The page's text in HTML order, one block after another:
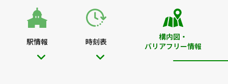
駅情報 時刻表
構内図・
バリアフリー情報